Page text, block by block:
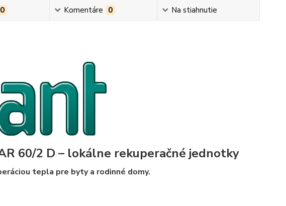
0 Komentáre 0 Na stiahnutie
60/2 D – lokálne rekuperačné jednotky
tepla pre byty a rodinné domy.